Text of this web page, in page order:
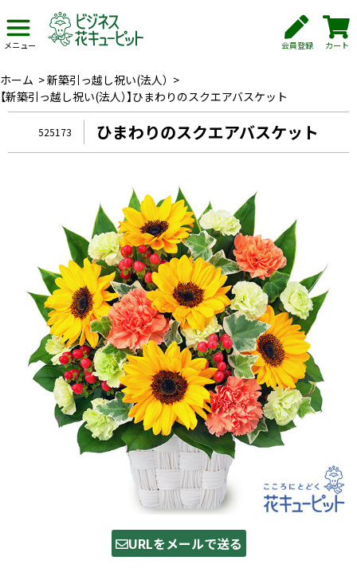
メニュー 会員登録 カート
ホーム >新築引っ越し祝い(法人） >
【新築引っ越し祝い(法人）】ひまわりのスクエアバスケット
525173 ひまわりのスクエアバスケット
URLをメールで送る